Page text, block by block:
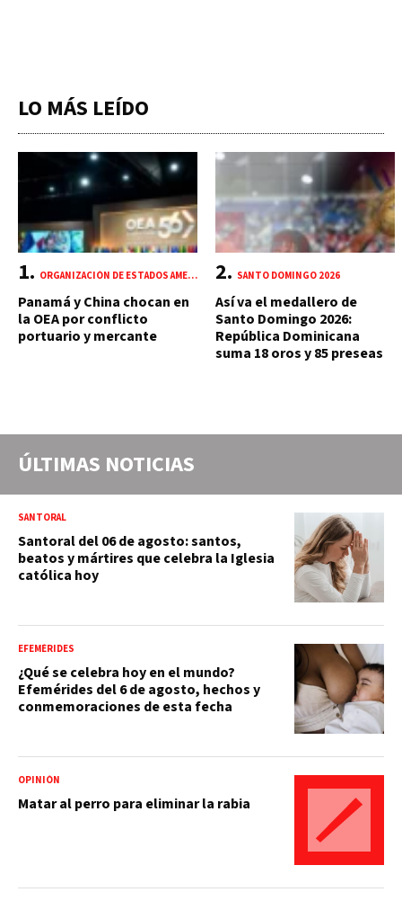
LO MÁS LEÍDO
ORGANIZACIÓN DE ESTADOS AMERICANOS (OEA)
Panamá y China chocan en
la OEA por conflicto
portuario y mercante
SANTO DOMINGO 2026
Así va el medallero de
Santo Domingo 2026:
República Dominicana
suma 18 oros y 85 preseas
ÚLTIMAS NOTICIAS
SANTORAL
Santoral del 06 de agosto: santos,
beatos y mártires que celebra la Iglesia
católica hoy
EFEMÉRIDES
¿Qué se celebra hoy en el mundo?
Efemérides del 6 de agosto, hechos y
conmemoraciones de esta fecha
OPINIÓN
Matar al perro para eliminar la rabia